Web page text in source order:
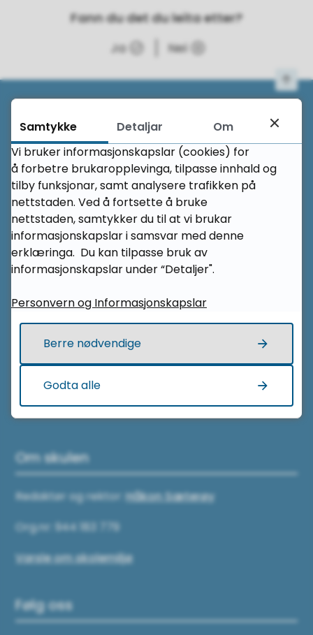
Fann du det du leita etter?
Ja
Nei
Her finn du oss
Haram vidaregåande skule
Skuleråsa 10
6270 Brattvåg
Kontakt oss
Telefon sentralbord:
71 28 17 00
Om skulen
Redaktør og rektor:Håkon Sæterøy
Org.nr: 944 183 779
Varsle om skolemiljø
Følg oss
Til
Samtykke Detaljar
Om
Vi bruker informasjonskapslar (cookies) for
å forbetre brukaropplevinga, tilpasse innhald og
tilby funksjonar, samt analysere trafikken på
nettstaden. Ved å fortsette å bruke
nettstaden, samtykker du til at vi brukar
informasjonskapslar i samsvar med denne
erklæringa. Du kan tilpasse bruk av
informasjonskapslar under “Detaljer".
Personvern og Informasjonskapslar
Berre nødvendige
Godta alle